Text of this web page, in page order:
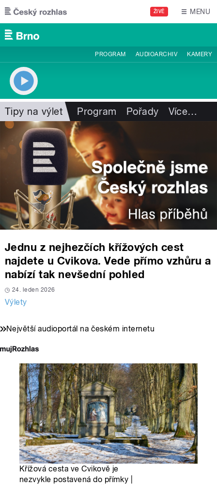
Přejít k hlavnímu obsahu
ŽIVĚ MENU
PROGRAM AUDIOARCHIV KAMERY
Tipy na výlet Program Pořady Více…
Jednu z nejhezčích křížových cest
najdete u Cvikova. Vede přímo vzhůru a
nabízí tak nevšední pohled
24. leden 2026
Výlety
Největší audioportál na českém internetu
Křížová cesta ve Cvikově je
nezvykle postavená do přímky |